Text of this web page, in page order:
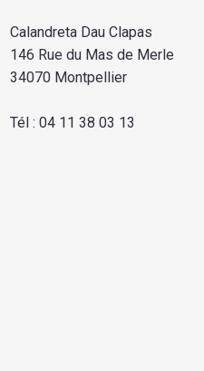
Calandreta Dau Clapas
146 Rue du Mas de Merle
34070 Montpellier
Tél : 04 11 38 03 13